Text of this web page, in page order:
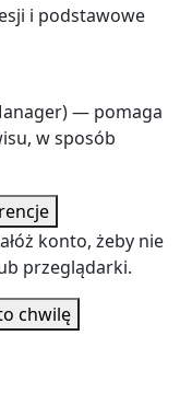
i podstawowe
— pomaga
w sposób
konto, żeby nie
przeglądarki.
chwilę